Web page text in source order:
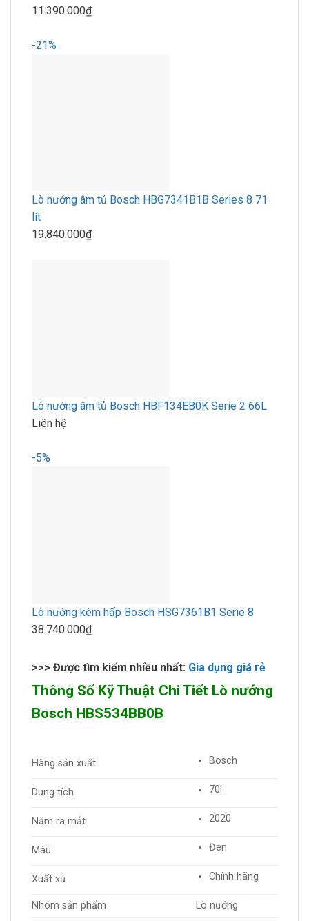
11.390.000₫
-21%
Lò nướng âm tủ Bosch HBG7341B1B Series 8 71
lít
19.840.000₫
Lò nướng âm tủ Bosch HBF134EB0K Serie 2 66L
Liên hệ
-5%
Lò nướng kèm hấp Bosch HSG7361B1 Serie 8
38.740.000₫
>>> Được tìm kiếm nhiều nhất: Gia dụng giá rẻ
Thông Số Kỹ Thuật Chi Tiết Lò nướng
Bosch HBS534BB0B
Hãng sản xuất Bosch
Dung tích 70l
Năm ra mắt 2020
Màu Đen
Xuất xứ Chính hãng
Nhóm sản phẩm
Lò nướng